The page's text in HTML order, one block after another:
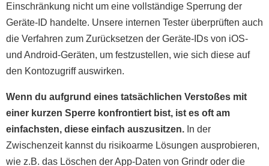
Einschränkung nicht um eine vollständige Sperrung der
Geräte-ID handelte. Unsere internen Tester überprüften auch
die Verfahren zum Zurücksetzen der Geräte-IDs von iOS-
und Android-Geräten, um festzustellen, wie sich diese auf
den Kontozugriff auswirken.
Wenn du aufgrund eines tatsächlichen Verstoßes mit
einer kurzen Sperre konfrontiert bist, ist es oft am
einfachsten, diese einfach auszusitzen. In der
Zwischenzeit kannst du risikoarme Lösungen ausprobieren,
wie z.B. das Löschen der App-Daten von Grindr oder die